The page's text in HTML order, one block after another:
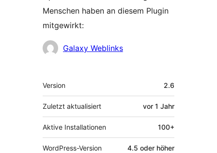
Menschen haben an diesem Plugin
mitgewirkt:
Mitwirkende
Galaxy Weblinks
Meta
Version 2.6
Zuletzt aktualisiert vor 1 Jahr
Aktive Installationen 100+
WordPress-Version 4.5 oder höher